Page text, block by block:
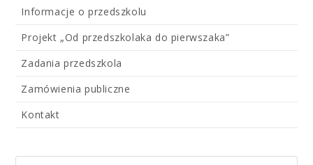
Informacje o przedszkolu
Projekt „Od przedszkolaka do pierwszaka”
Zadania przedszkola
Zamówienia publiczne
Kontakt